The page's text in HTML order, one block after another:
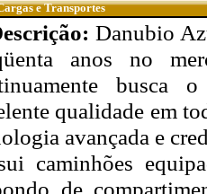
e Transportes
Danubio
anos no
busca
qualidade em
avançada e
caminhões
de